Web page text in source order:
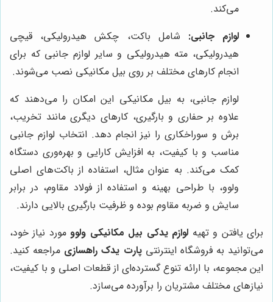
می‌کند.
لوازم جانبی: شامل باکت، چکش هیدرولیکی، قیچی
هیدرولیکی، مته هیدرولیکی و سایر لوازم جانبی که برای
انجام کارهای مختلف بر روی بیل مکانیکی نصب می‌شوند.
لوازم جانبی، به بیل مکانیکی این امکان را می‌دهند که
علاوه بر حفاری و بارگیری، کارهای دیگری مانند تخریب،
برش و سوراخکاری را نیز انجام دهد. انتخاب لوازم جانبی
مناسب و با کیفیت، به افزایش کارایی و بهره‌وری دستگاه
کمک می‌کند. به عنوان مثال، استفاده از باکت‌های اصلی
ولوو، با طراحی بهینه و استفاده از فولاد مقاوم، در برابر
سایش و ضربه مقاوم بوده و ظرفیت بارگیری بالایی دارند.
برای یافتن و تهیه لوازم یدکی بیل مکانیکی ولوو مورد نیاز خود،
می‌توانید به فروشگاه اینترنتیپارت یدک راهسازی مراجعه کنید.
این مجموعه، با ارائه تنوع گسترده‌ای از قطعات اصلی و با کیفیت،
نیازهای مختلف مشتریان را برآورده می‌سازد.